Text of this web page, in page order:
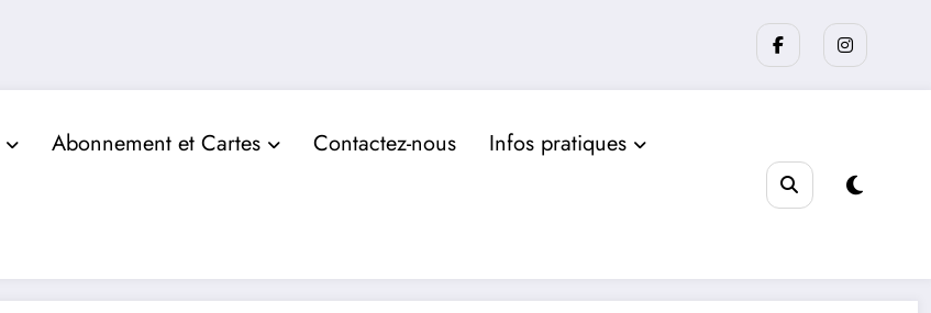
Abonnement et Cartes Contactez-nous Infos pratiques